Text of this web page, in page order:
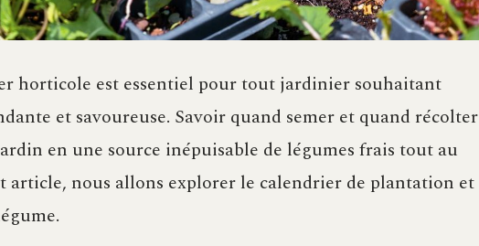
horticole est essentiel pour tout jardinier souhaitant
et savoureuse. Savoir quand semer et quand récolter
en une source inépuisable de légumes frais tout au
article, nous allons explorer le calendrier de plantation et